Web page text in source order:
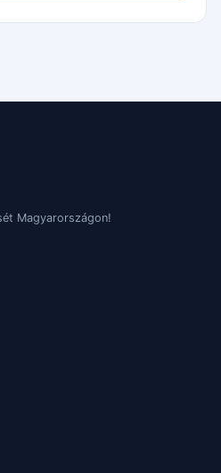
Magyarországon!